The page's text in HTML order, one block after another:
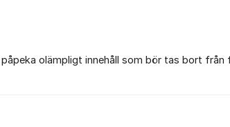
olämpligt innehåll som bör tas bort